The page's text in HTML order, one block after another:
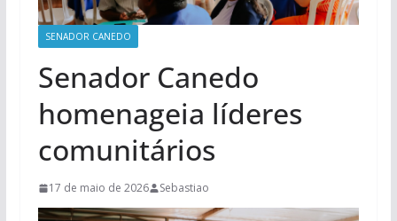
SENADOR CANEDO
Senador Canedo
homenageia líderes
comunitários
17 de maio de 2026 Sebastiao